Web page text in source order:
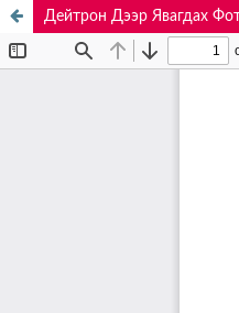
Дейтрон Дээр Явагдах